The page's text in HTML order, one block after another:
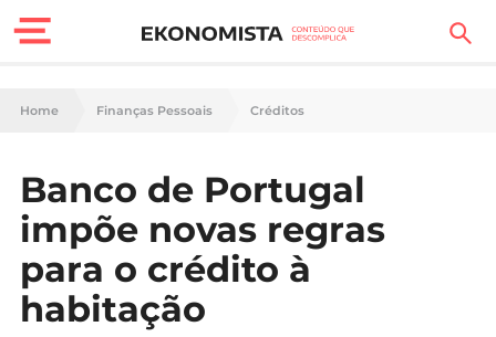
Finanças Pessoais
Carreira
Casa
Lifestyle
Home Finanças Pessoais Créditos
Banco de Portugal
impõe novas regras
para o crédito à
habitação